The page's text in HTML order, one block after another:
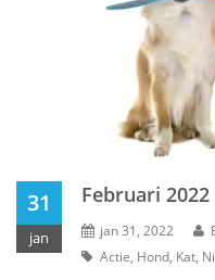
31
jan
Februari
jan 31, 2022
Actie, Hond, Kat,